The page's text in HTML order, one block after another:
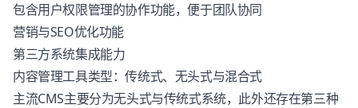
包含用户权限管理的协作功能，便于团队协同
营销与SEO优化功能
第三方系统集成能力
内容管理工具类型：传统式、无头式与混合式
主流CMS主要分为无头式与传统式系统，此外还存在第三种